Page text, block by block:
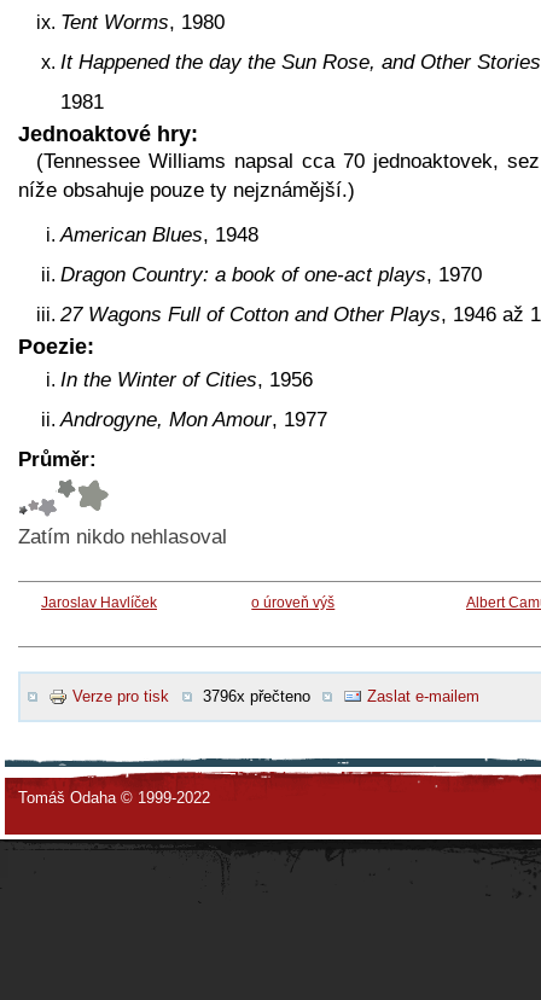
Tent Worms, 1980
It Happened the day the Sun Rose, and Other Stories
1981
Jednoaktové hry:
(Tennessee Williams napsal cca 70 jednoaktovek,
níže obsahuje pouze ty nejznámější.)
American Blues, 1948
Dragon Country: a book of one-act plays, 1970
27 Wagons Full of Cotton and Other Plays, 1946 až
Poezie:
In the Winter of Cities, 1956
Androgyne, Mon Amour, 1977
Průměr:
Zatím nikdo nehlasoval
Jaroslav Havlíček o úroveň výš Albert
Verze pro tisk 3796x přečteno Zaslat e-mailem
Tomáš Odaha © 1999-2022